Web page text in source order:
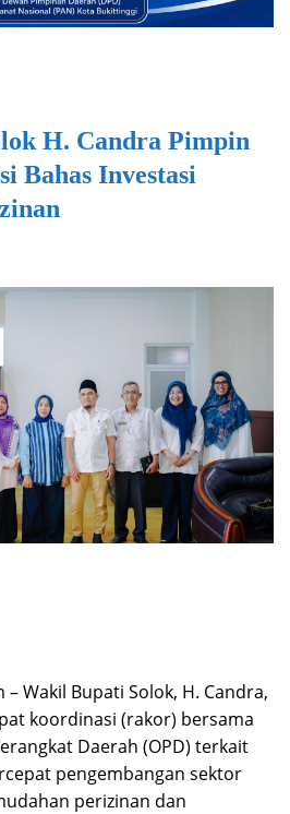
H. Candra Pimpin
Bahas Investasi
Wakil Bupati Solok, H. Candra,
koordinasi (rakor) bersama
Daerah (OPD) terkait
pengembangan sektor
perizinan dan